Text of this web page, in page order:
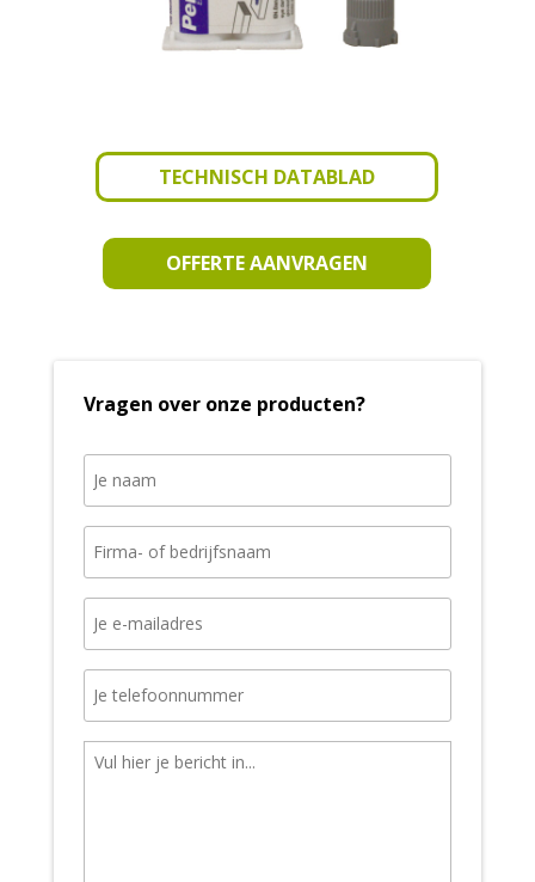
TECHNISCH DATABLAD
OFFERTE AANVRAGEN
Vragen over onze producten?